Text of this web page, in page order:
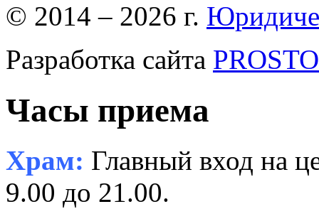
© 2014 – 2026 г.
Разработка сайта
Часы приема
Храм: Главный вход на
9.00 до 21.00.